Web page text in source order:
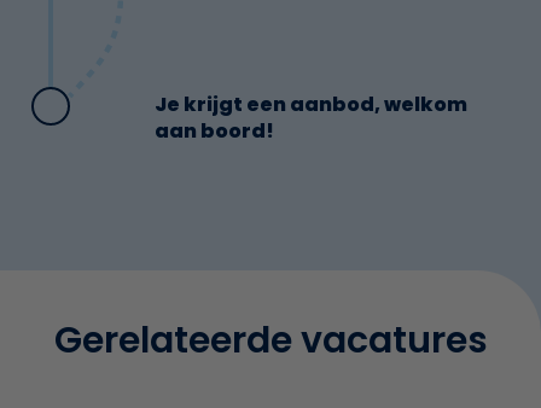
Je krijgt een aanbod, welkom
aan boord!
Gerelateerde vacatures